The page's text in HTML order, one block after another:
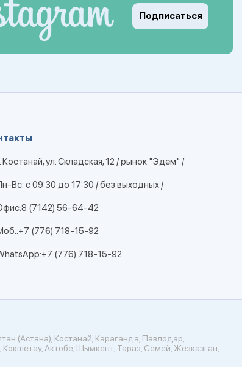
Подписаться
Костанай, ул. Складская, 12 / рынок "Эдем" /
Вс: с 09:30 до 17:30 / без выходных /
8 (7142) 56-64-42
+7 (776) 718-15-92
+7 (776) 718-15-92
(Астана), Костанай, Караганда, Павлодар,
Актобе, Шымкент, Тараз, Семей, Жезказган,